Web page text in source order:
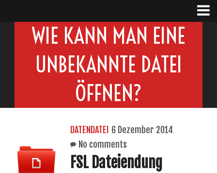
WIE KANN MAN EINE
UNBEKANNTE DATEI
ÖFFNEN?
DATENDATEI 6 Dezember 2014
No comments
FSL Dateiendung